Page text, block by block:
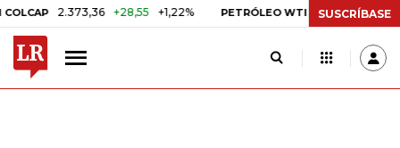
2.373,36 +28,55 +1,22% PETRÓLEO WTI US$ 75,09 -US$
SUSCRÍBASE